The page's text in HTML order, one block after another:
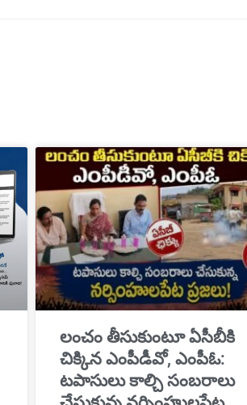
​లంచం తీసుకుంటూ ఏసీబీకి
చిక్కిన ఎంపీడీవో, ఎంపీఓ:
టపాసులు కాల్చి సంబరాలు